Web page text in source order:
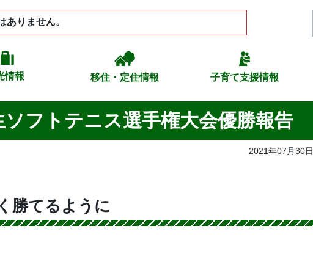
ありません。
情報 移住・定住情報 子育て支援情報
フトテニス選手権大会優勝報告
2021年07月30日
勝てるように